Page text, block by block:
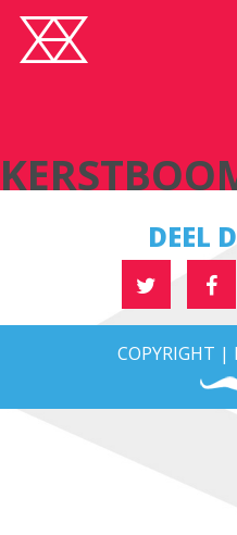
DEEL
COPYRIGHT |